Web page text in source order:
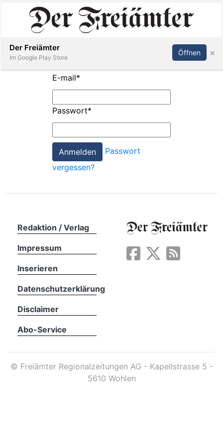
Paper
App
Inserieren Abonnieren Anmelden
E-mail*
Passwort*
Passwort
vergessen?
Redaktion / Verlag
Impressum
Inserieren
Datenschutzerklärung
Disclaimer
Abo-Service
© Freiämter Regionalzeitungen AG - Kapellstrasse 5 -
5610 Wohlen
Der Freiämter
Im Google Play Store
Öffnen ×